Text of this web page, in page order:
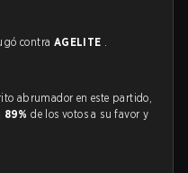
contra AGELITE .
abrumador en este partido,
89%de los votos a su favor y